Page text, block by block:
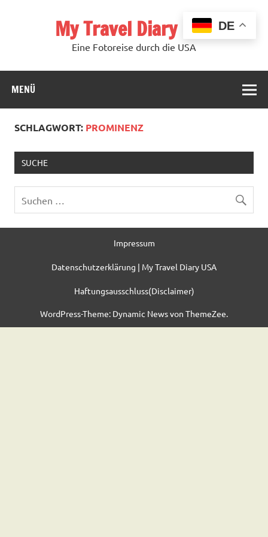
My Travel Diary USA
Eine Fotoreise durch die USA
MENÜ
SCHLAGWORT: PROMINENZ
SUCHE
Impressum
Datenschutzerklärung | My Travel Diary USA
Haftungsausschluss(Disclaimer)
WordPress-Theme: Dynamic News von ThemeZee.
DE